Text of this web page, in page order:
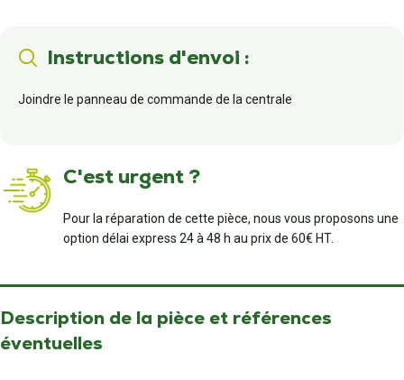
Instructions d'envoi :
Joindre le panneau de commande de la centrale
C'est urgent ?
Pour la réparation de cette pièce, nous vous proposons une
option délai express 24 à 48 h au prix de 60€ HT.
Description de la pièce et références
éventuelles